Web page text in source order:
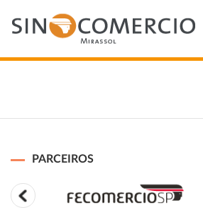
PARCEIROS